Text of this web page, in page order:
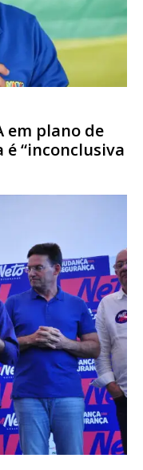
em plano de
é “inconclusiva